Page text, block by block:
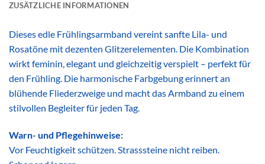
ZUSÄTZLICHE INFORMATIONEN
Dieses edle Frühlingsarmband vereint sanfte Lila- und
Rosatöne mit dezenten Glitzerelementen. Die Kombination
wirkt feminin, elegant und gleichzeitig verspielt – perfekt für
den Frühling. Die harmonische Farbgebung erinnert an
blühende Fliederzweige und macht das Armband zu einem
stilvollen Begleiter für jeden Tag.
Warn- und Pflegehinweise:
Vor Feuchtigkeit schützen. Strasssteine nicht reiben.